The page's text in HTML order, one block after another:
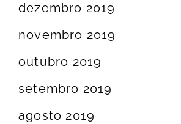
dezembro 2019
novembro 2019
outubro 2019
setembro 2019
agosto 2019